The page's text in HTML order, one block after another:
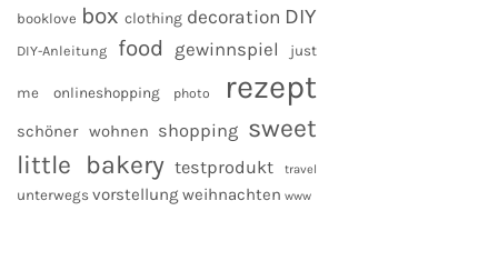
booklove box clothing decoration DIY
DIY-Anleitung food gewinnspiel just
me onlineshopping photo rezept
schöner wohnen shopping sweet
little bakery testprodukt travel
unterwegs vorstellung weihnachten www